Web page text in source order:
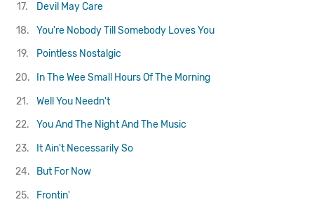
17.
Devil May Care
18.
You're Nobody Till Somebody Loves You
19.
Pointless Nostalgic
20.
In The Wee Small Hours Of The Morning
21.
Well You Needn't
22.
You And The Night And The Music
23.
It Ain't Necessarily So
24.
But For Now
25.
Frontin'